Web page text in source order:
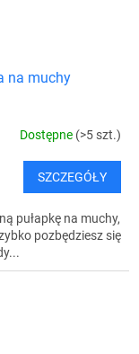
na muchy
Dostępne (>5 szt.)
SZCZEGÓŁY
pułapkę na muchy,
pozbędziesz się